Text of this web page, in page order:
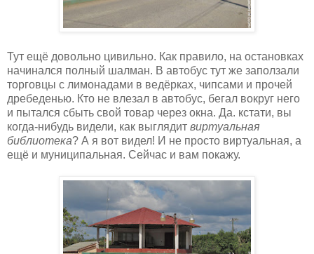
Тут ещё довольно цивильно. Как правило, на остановках
начинался полный шалман. В автобус тут же заползали
торговцы с лимонадами в ведёрках, чипсами и прочей
дребеденью. Кто не влезал в автобус, бегал вокруг него
и пытался сбыть свой товар через окна. Да. кстати, вы
когда-нибудь видели, как выглядит виртуальная
библиотека? А я вот видел! И не просто виртуальная, а
ещё и муниципальная. Сейчас и вам покажу.